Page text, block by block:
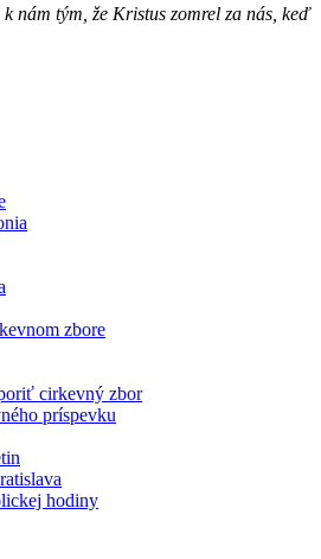
k nám tým, že Kristus zomrel za nás, keď
zbore
cirkevný zbor
príspevku
hodiny